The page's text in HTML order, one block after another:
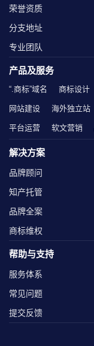
荣誉资质
分支地址
专业团队
产品及服务
“.商标”域名 商标设计
网站建设 海外独立站
平台运营 软文营销
解决方案
品牌顾问
知产托管
品牌全案
商标维权
帮助与支持
服务体系
常见问题
提交反馈